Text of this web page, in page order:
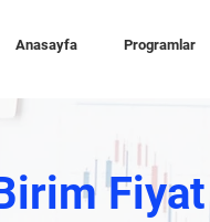
Anasayfa Programlar